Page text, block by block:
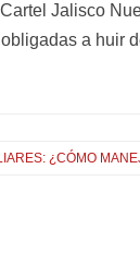
Jalisco
a huir
¿CÓMO